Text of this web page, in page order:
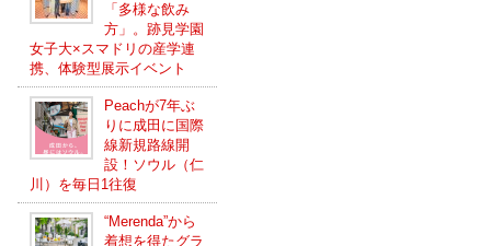
「多様な飲み
方」。跡見学園
女子大×スマドリの産学連
携、体験型展示イベント
Peachが7年ぶ
りに成田に国際
線新規路線開
設！ソウル（仁
川）を毎日1往復
“Merenda”から
着想を得たグラ